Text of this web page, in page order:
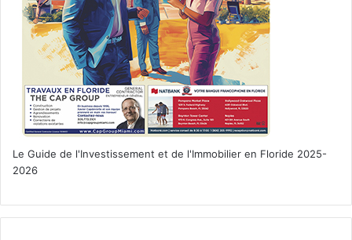
Le Guide de l'Investissement et de l'Immobilier en Floride 2025-
2026